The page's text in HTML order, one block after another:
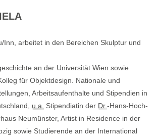
Inn, arbeitet in den Bereichen Skulptur und
an der Universität Wien sowie
für Objektdesign. Nationale und
Arbeitsaufenthalte und Stipendien in
u.a. Stipendiatin der Dr.-Hans-Hoch-
Neumünster, Artist in Residence in der
sowie Studierende an der International